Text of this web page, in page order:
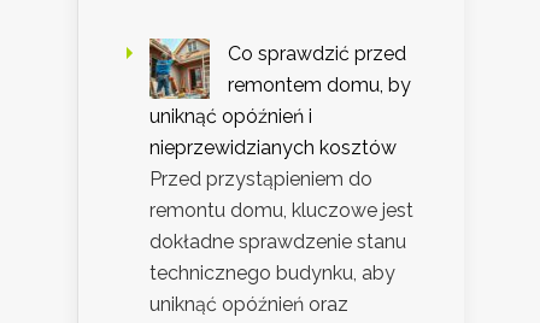
Co sprawdzić przed
remontem domu, by
uniknąć opóźnień i
nieprzewidzianych kosztów
Przed przystąpieniem do
remontu domu, kluczowe jest
dokładne sprawdzenie stanu
technicznego budynku, aby
uniknąć opóźnień oraz